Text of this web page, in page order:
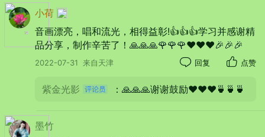
小荷
音画漂亮，唱和流光，相得益彰!👍👍👍学习并感谢精
品分享，制作辛苦了！🙏🙏🙏🌹🌹🌹❤️❤️❤️🎉🎉🎉
2022-07-31 来自天津 回复 点赞
紫金光影 ：🙏🙏🙏谢谢鼓励❤️❤️❤️🍵🍵🍵
墨竹